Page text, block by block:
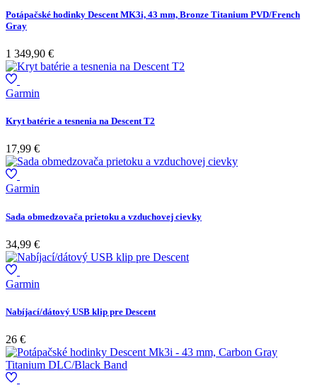
Potápačské hodinky Descent MK3i, 43 mm, Bronze Titanium PVD/French
Gray
1 349,90 €
Garmin
Kryt batérie a tesnenia na Descent T2
17,99 €
Garmin
Sada obmedzovača prietoku a vzduchovej cievky
34,99 €
Garmin
Nabíjací/dátový USB klip pre Descent
26 €